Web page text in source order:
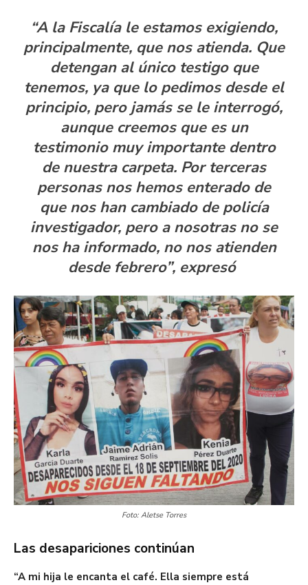
“A la Fiscalía le estamos exigiendo,
principalmente, que nos atienda. Que
detengan al único testigo que
tenemos, ya que lo pedimos desde el
principio, pero jamás se le interrogó,
aunque creemos que es un
testimonio muy importante dentro
de nuestra carpeta. Por terceras
personas nos hemos enterado de
que nos han cambiado de policía
investigador, pero a nosotras no se
nos ha informado, no nos atienden
desde febrero”, expresó
Foto: Aletse Torres
Las desapariciones continúan
“A mi hija le encanta el café. Ella siempre está